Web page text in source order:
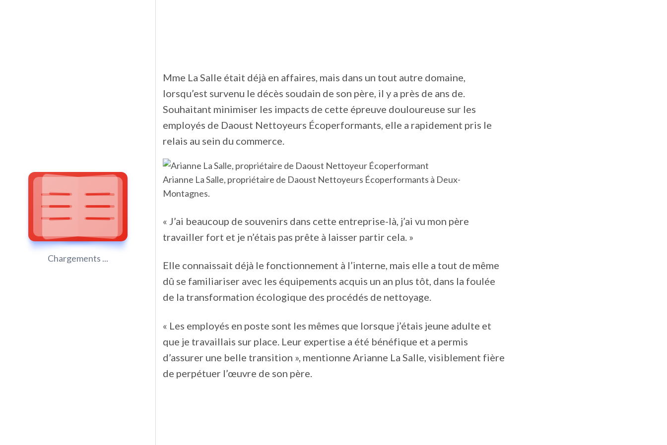
Chargements ...
Mme La Salle était déjà en affaires, mais dans un tout autre domaine,
lorsqu’est survenu le décès soudain de son père, il y a près de ans de.
Souhaitant minimiser les impacts de cette épreuve douloureuse sur les
employés de Daoust Nettoyeurs Écoperformants, elle a rapidement pris le
relais au sein du commerce.
Arianne La Salle, propriétaire de Daoust Nettoyeurs Écoperformants à Deux-
Montagnes.
« J’ai beaucoup de souvenirs dans cette entreprise-là, j’ai vu mon père
travailler fort et je n’étais pas prête à laisser partir cela. »
Elle connaissait déjà le fonctionnement à l’interne, mais elle a tout de même
dû se familiariser avec les équipements acquis un an plus tôt, dans la foulée
de la transformation écologique des procédés de nettoyage.
« Les employés en poste sont les mêmes que lorsque j’étais jeune adulte et
que je travaillais sur place. Leur expertise a été bénéfique et a permis
d’assurer une belle transition », mentionne Arianne La Salle, visiblement fière
de perpétuer l’œuvre de son père.